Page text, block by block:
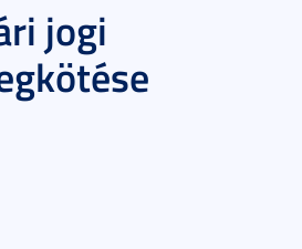
jogi